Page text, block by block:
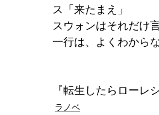
ス「来たまえ」
スウォンはそれだけ
一行は、よくわから
『転生したらローレ
ラノベ